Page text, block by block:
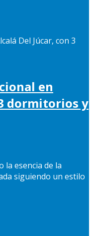
en
dormitorios y
la esencia de la
siguiendo un estilo